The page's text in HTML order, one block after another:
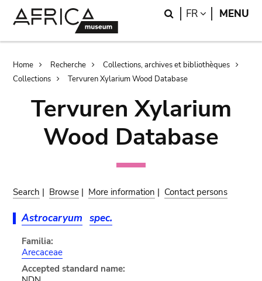
Search
FR LANGUAGE
MENU
Breadcrumb
Home Recherche
Collections, archives et bibliothèques
Collections
Tervuren Xylarium Wood Database
Tervuren Xylarium
Wood Database
Search | Browse | More information | Contact persons
Astrocaryum spec.
Familia:
Arecaceae
Accepted standard name: